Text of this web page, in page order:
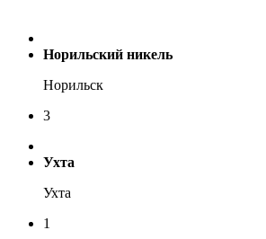
Норильский никель
Норильск
3
Ухта
Ухта
1